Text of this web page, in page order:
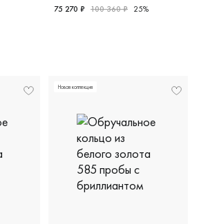
75 270 ₽ 100 360 ₽ 25%
Новая коллекция